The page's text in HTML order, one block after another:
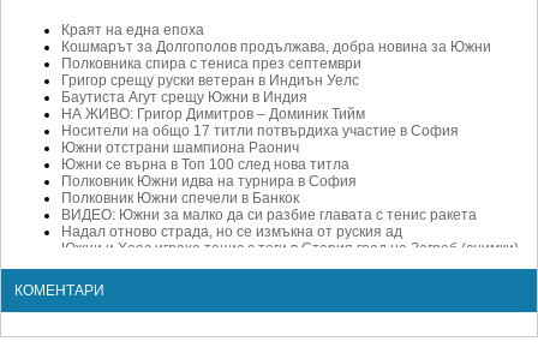
Краят на една епоха
Кошмарът за Долгополов продължава, добра новина за Южни
Полковника спира с тениса през септември
Григор срещу руски ветеран в Индиън Уелс
Баутиста Агут срещу Южни в Индия
НА ЖИВО: Григор Димитров – Доминик Тийм
Носители на общо 17 титли потвърдиха участие в София
Южни отстрани шампиона Раонич
Южни се върна в Топ 100 след нова титла
Полковник Южни идва на турнира в София
Полковник Южни спечели в Банкок
ВИДЕО: Южни за малко да си разбие главата с тенис ракета
Надал отново страда, но се измъкна от руския ад
Южни и Хаас играха тенис с тоги в Стария град на Загреб (снимки)
Михаил Южни триумфира във Валенсия след успех над Ферер
Ноле със седми пореден полуфинал в Ню Йорк
Южни грабна трофея в Гщаад след успех над Хаасе
Хаасе ще брани отличната си статистика във финали срещу Южни
Михаил Южни на прага на 9-а титла сред професионалистите
КОМЕНТАРИ